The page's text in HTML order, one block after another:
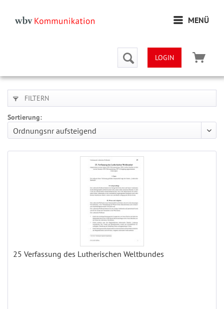
MENÜ
LOGIN
FILTERN
Sortierung:
25 Verfassung des Lutherischen Weltbundes